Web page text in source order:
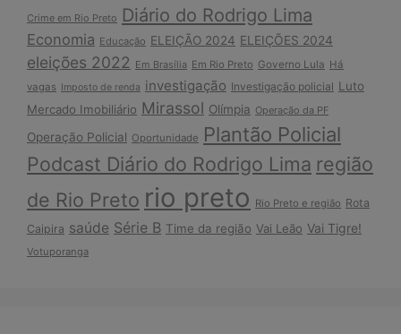
Crime em Rio Preto Diário do Rodrigo Lima
Economia Educação ELEIÇÃO 2024 ELEIÇÕES 2024
eleições 2022 Em Brasília Em Rio Preto Governo Lula Há
vagas
Imposto de renda investigação Investigação policial Luto
Mercado Imobiliário Mirassol Olímpia Operação da PF
Operação Policial Oportunidade Plantão Policial
Podcast Diário do Rodrigo Lima região
de Rio Preto rio preto Rio Preto e região Rota
Caipira saúde Série B Time da região Vai Leão Vai Tigre!
Votuporanga